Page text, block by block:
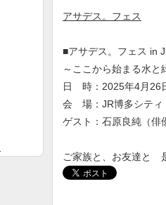
アサデス。フェス
■アサデス。フェス in
～ここから始まる水と
日 時：2025年4月26
会 場：JR博多シティ
ゲスト：石原良純（俳
ご家族と、お友達と